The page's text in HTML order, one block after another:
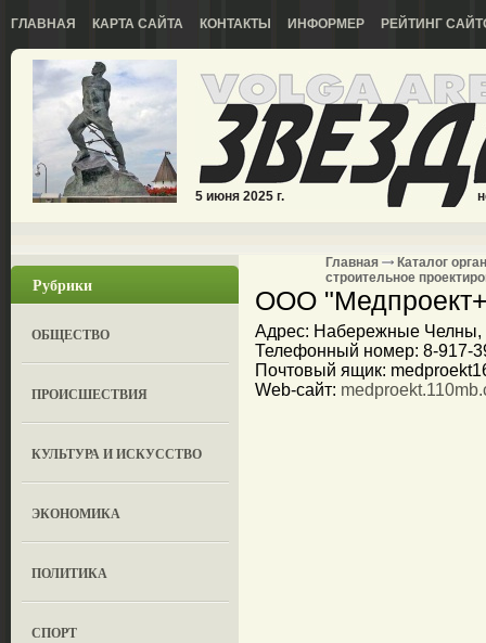
ГЛАВНАЯ КАРТА САЙТА КОНТАКТЫ ИНФОРМЕР РЕЙТИНГ
5 июня 2025 г.
Рубрики
ОБЩЕСТВО
ПРОИСШЕСТВИЯ
КУЛЬТУРА И ИСКУССТВО
ЭКОНОМИКА
ПОЛИТИКА
СПОРТ
Главная
Каталог
строительное
ООО
Адрес: Набережные Челны,
Телефонный номер: 8-917-
Почтовый ящик:
Web-сайт: